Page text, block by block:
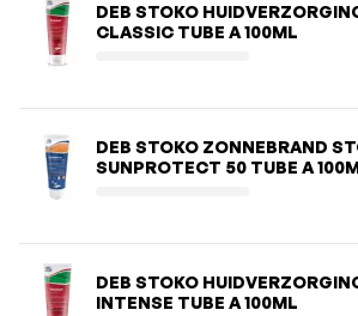
DEB STOKO
CLASSIC TUBE A 100ML
DEB STOKO ZONNEBRAND
SUNPROTECT 50 TUBE A
DEB STOKO
INTENSE TUBE A 100ML